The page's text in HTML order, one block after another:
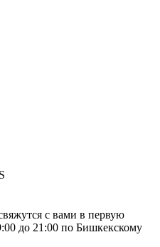
с вами в первую
до 21:00 по Бишкекскому